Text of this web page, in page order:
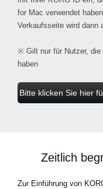
for Mac verwendet
Verkaufsseite wird dann
※ Gilt nur für Nutzer, die
haben
Bitte klicken Sie hier
Zeitlich
Zur Einführung von